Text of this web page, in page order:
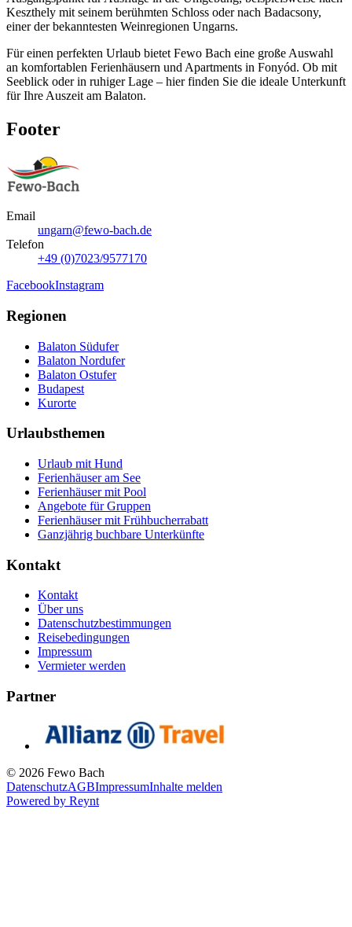
Keszthely mit seinem berühmten Schloss oder nach Badacsony,
einer der bekanntesten Weinregionen Ungarns.
Für einen perfekten Urlaub bietet Fewo Bach eine große Auswahl
an komfortablen Ferienhäusern und Apartments in Fonyód. Ob mit
Seeblick oder in ruhiger Lage – hier finden Sie die ideale Unterkunft
für Ihre Auszeit am Balaton.
Footer
Email
ungarn@fewo-bach.de
Telefon
+49 (0)7023/9577170
FacebookInstagram
Regionen
Balaton Südufer
Balaton Nordufer
Balaton Ostufer
Budapest
Kurorte
Urlaubsthemen
Urlaub mit Hund
Ferienhäuser am See
Ferienhäuser mit Pool
Angebote für Gruppen
Ferienhäuser mit Frühbucherrabatt
Ganzjährig buchbare Unterkünfte
Kontakt
Kontakt
Über uns
Datenschutzbestimmungen
Reisebedingungen
Impressum
Vermieter werden
Partner
© 2026 Fewo Bach
DatenschutzAGBImpressumInhalte melden
Powered by Reynt